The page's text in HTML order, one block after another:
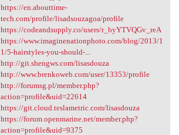
https://en.abouttime-
tech.com/profile/lisadsouzagoa/profile
https://codeandsupply.co/users/r_byYTVQGv_reA
https://www.imaginenationphoto.com/blog/2013/1
1/5-hairstyles-you-should-...
http://git.shengws.com/lisasdouza
http://www.brenkoweb.com/user/13353/profile
http://forumsg.pl/member.php?
action=profile&uid=22614
https://git.cloud.teslametric.com/lisasdouza
https://forum.openmarine.net/member.php?
action=profile&uid=9375